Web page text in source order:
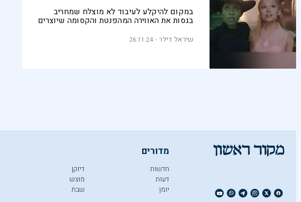
במקום להיקלע לעיבוד לא מוצלח שמחריב
בגסות את האווירה המהפנטת והקסומה שיוצרים
יושבי האולם למסע קסום של שעתיים וחמישים
שיראל דילר 26.11.24
מדורים
חדשות
דעות
יומן
דיוקן
מוצש
שבת